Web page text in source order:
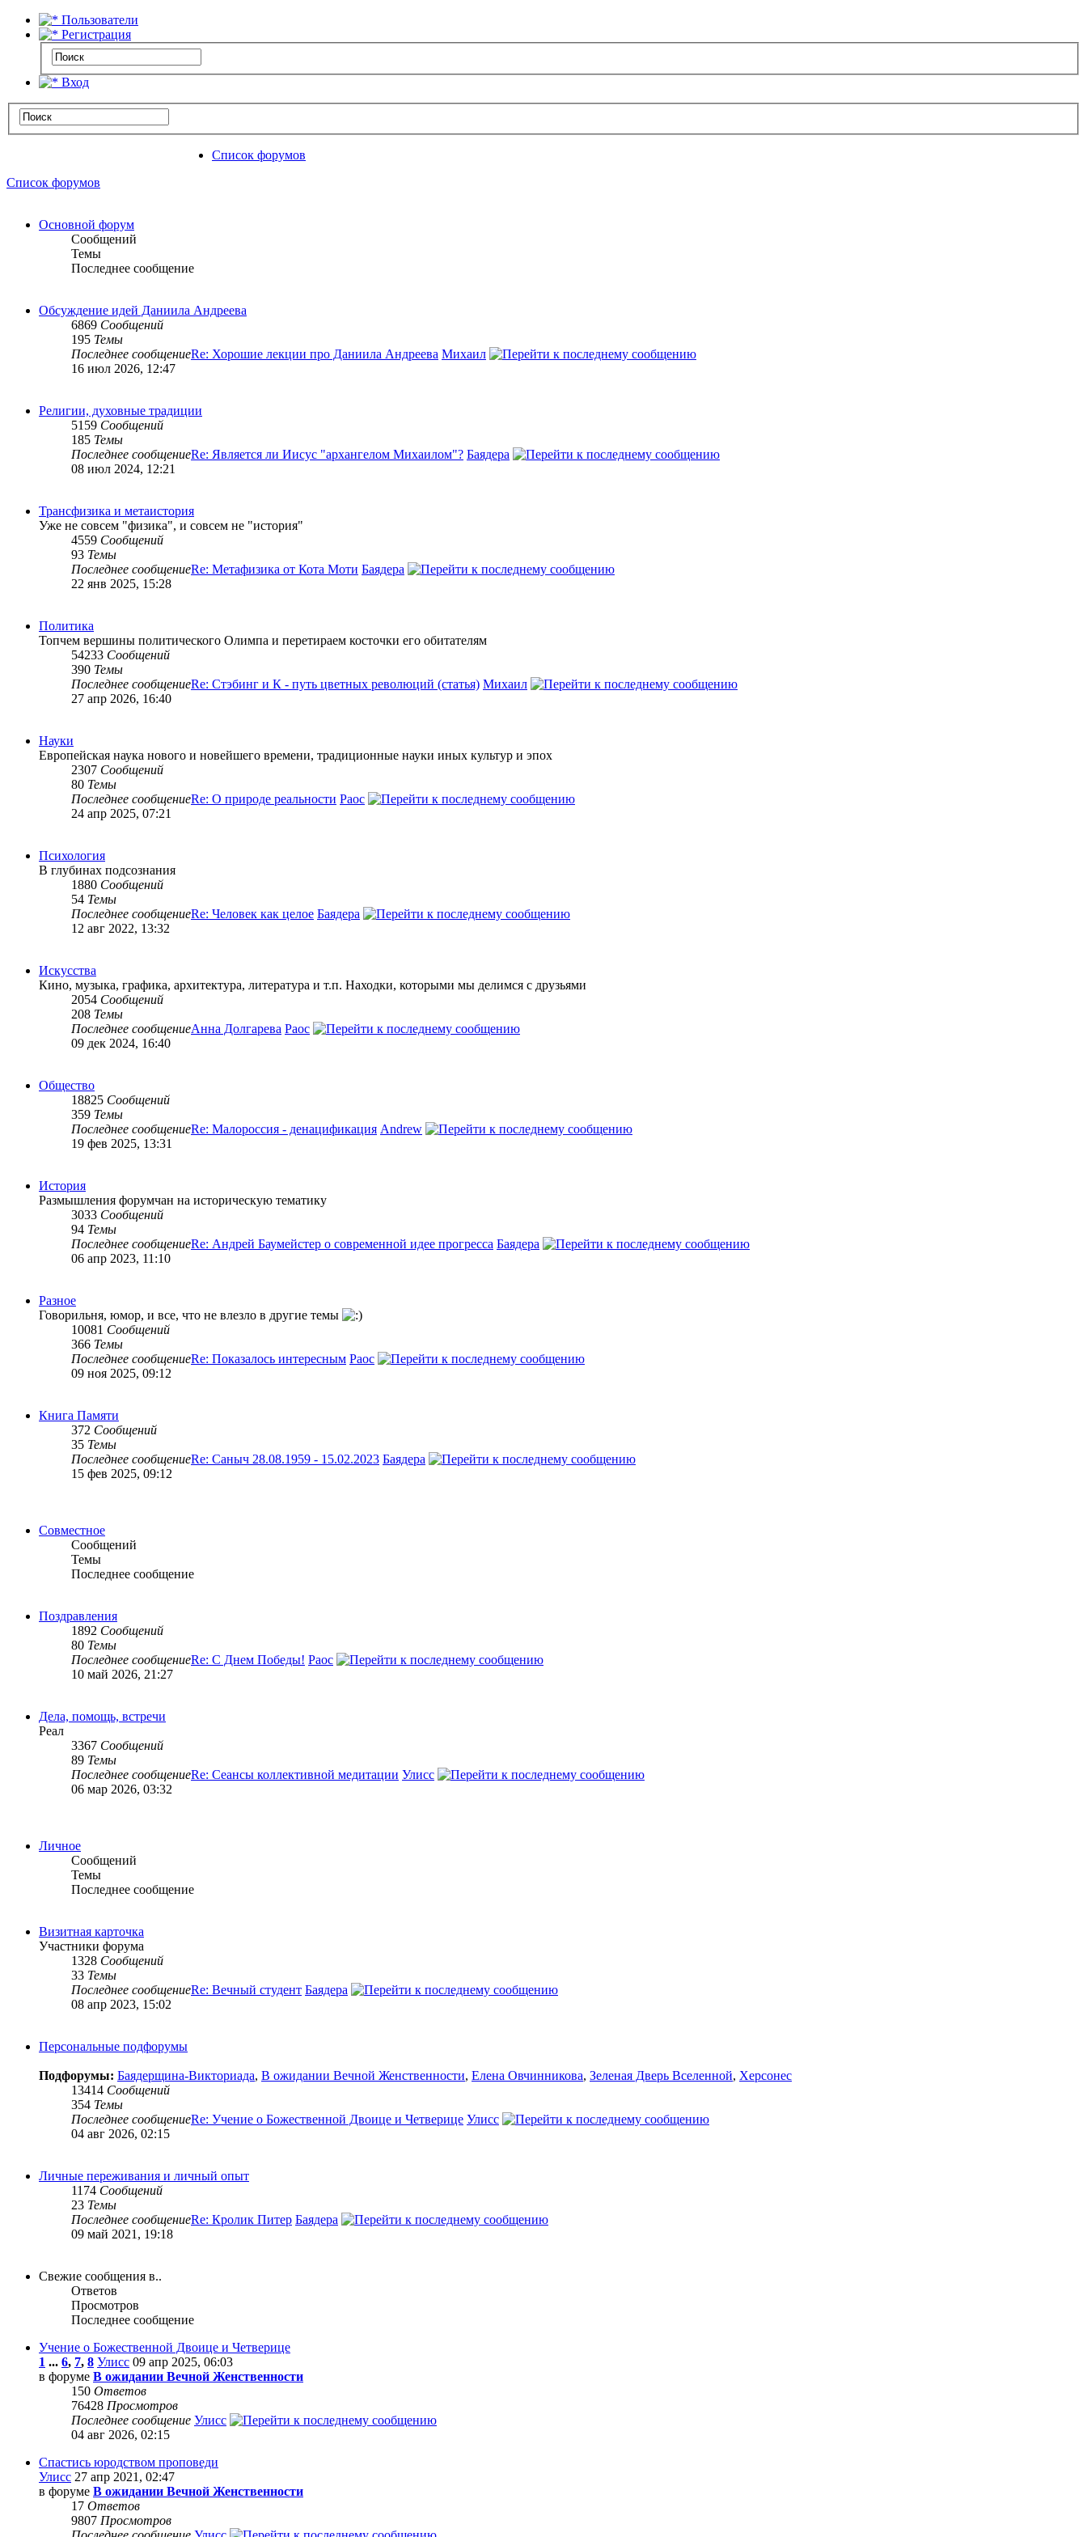
Пользователи
Регистрация
Вход
Список форумов
Список форумов
Основной форум
Сообщений
Темы
Последнее сообщение
Обсуждение идей Даниила Андреева
6869 Сообщений
195 Темы
Последнее сообщениеRe: Хорошие лекции про Даниила Андреева Михаил
16 июл 2026, 12:47
Религии, духовные традиции
5159 Сообщений
185 Темы
Последнее сообщениеRe: Является ли Иисус "архангелом Михаилом"? Баядера
08 июл 2024, 12:21
Трансфизика и метаистория
Уже не совсем "физика", и совсем не "история"
4559 Сообщений
93 Темы
Последнее сообщениеRe: Метафизика от Кота Моти Баядера
22 янв 2025, 15:28
Политика
Топчем вершины политического Олимпа и перетираем косточки его обитателям
54233 Сообщений
390 Темы
Последнее сообщениеRe: Стэбинг и К - путь цветных революций (статья) Михаил
27 апр 2026, 16:40
Науки
Европейская наука нового и новейшего времени, традиционные науки иных культур и эпох
2307 Сообщений
80 Темы
Последнее сообщениеRe: О природе реальности Раос
24 апр 2025, 07:21
Психология
В глубинах подсознания
1880 Сообщений
54 Темы
Последнее сообщениеRe: Человек как целое Баядера
12 авг 2022, 13:32
Искусства
Кино, музыка, графика, архитектура, литература и т.п. Находки, которыми мы делимся с друзьями
2054 Сообщений
208 Темы
Последнее сообщениеАнна Долгарева Раос
09 дек 2024, 16:40
Общество
18825 Сообщений
359 Темы
Последнее сообщениеRe: Малороссия - денацификация Andrew
19 фев 2025, 13:31
История
Размышления форумчан на историческую тематику
3033 Сообщений
94 Темы
Последнее сообщениеRe: Андрей Баумейстер о современной идее прогресса Баядера
06 апр 2023, 11:10
Разное
Говорильня, юмор, и все, что не влезло в другие темы
10081 Сообщений
366 Темы
Последнее сообщениеRe: Показалось интересным Раос
09 ноя 2025, 09:12
Книга Памяти
372 Сообщений
35 Темы
Последнее сообщениеRe: Саныч 28.08.1959 - 15.02.2023 Баядера
15 фев 2025, 09:12
Совместное
Сообщений
Темы
Последнее сообщение
Поздравления
1892 Сообщений
80 Темы
Последнее сообщениеRe: С Днем Победы! Раос
10 май 2026, 21:27
Дела, помощь, встречи
Реал
3367 Сообщений
89 Темы
Последнее сообщениеRe: Сеансы коллективной медитации Улисс
06 мар 2026, 03:32
Личное
Сообщений
Темы
Последнее сообщение
Визитная карточка
Участники форума
1328 Сообщений
33 Темы
Последнее сообщениеRe: Вечный студент Баядера
08 апр 2023, 15:02
Персональные подфорумы
Подфорумы: Баядерщина-Викториада, В ожидании Вечной Женственности, Елена Овчинникова, Зеленая Дверь Вселенной, Херсонес
13414 Сообщений
354 Темы
Последнее сообщениеRe: Учение о Божественной Двоице и Четверице Улисс
04 авг 2026, 02:15
Личные переживания и личный опыт
1174 Сообщений
23 Темы
Последнее сообщениеRe: Кролик Питер Баядера
09 май 2021, 19:18
Свежие сообщения в..
Ответов
Просмотров
Последнее сообщение
Учение о Божественной Двоице и Четверице
1 ... 6, 7, 8 Улисс 09 апр 2025, 06:03
в форуме В ожидании Вечной Женственности
150 Ответов
76428 Просмотров
Последнее сообщение Улисс
04 авг 2026, 02:15
Спастись юродством проповеди
Улисс 27 апр 2021, 02:47
в форуме В ожидании Вечной Женственности
17 Ответов
9807 Просмотров